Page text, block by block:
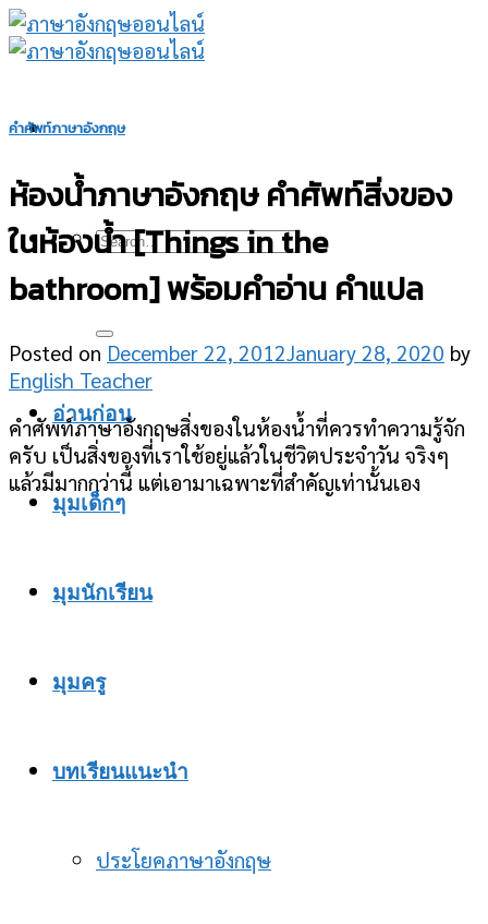
Skip
to
อ่านก่อน
มุมเด็กๆ
มุมนักเรียน
มุมครู
บทเรียนแนะนำ
ประโยคภาษาอังกฤษ
คำศัพท์ภาษาอังกฤษ
ห้องน้ำภาษาอังกฤษ คำศัพท์สิ่งของ
ในห้องน้ำ [Things in the
bathroom] พร้อมคำอ่าน คำแปล
Posted on December 22, 2012 January 28, 2020 by
English Teacher
คำศัพท์ภาษาอังกฤษสิ่งของในห้องน้ำที่ควรทำความรู้จัก
ครับ เป็นสิ่งของที่เราใช้อยู่แล้วในชีวิตประจำวัน จริงๆ
แล้วมีมากกว่านี้ แต่เอามาเฉพาะที่สำคัญเท่านั้นเอง